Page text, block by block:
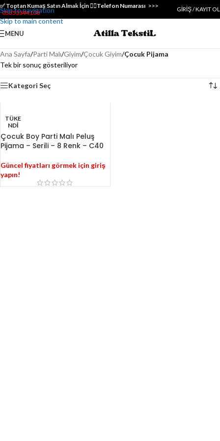
Skip to navigation
Skip to main content
✅️ Toptan Kumaş Satın Almak İçin 👇🏻Telefon Numarası >>>
05353344108
GIRIŞ / KAYIT OL
MENU
Ana Sayfa/Parti Malı/Giyim/Çocuk Giyim/Çocuk Pijama
Tek bir sonuç gösteriliyor
Kategori Seç
TÜKE
NDI
Çocuk Boy Parti Malı Peluş
Pijama – Serili – 8 Renk – C40
Güncel fiyatları görmek için giriş
yapın!